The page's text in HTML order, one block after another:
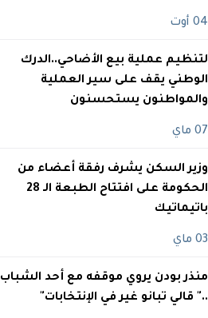
04 أوت
لتنظيم عملية بيع الأضاحي..الدرك
الوطني يقف على سير العملية
والمواطنون يستحسنون
07 ماي
وزير السكن يشرف رفقة أعضاء من
الحكومة على افتتاح الطبعة الـ 28
باتيماتيك
03 ماي
منذر بودن يروي موقفه مع أحد الشباب
.." قالي تبانو غير في الإنتخابات"